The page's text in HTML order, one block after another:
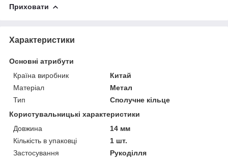
Приховати
Характеристики
Основні атрибути
Країна виробник
Китай
Матеріал
Метал
Тип
Сполучне кільце
Користувальницькі характеристики
Довжина
14 мм
Кількість в упаковці
1 шт.
Застосування
Рукоділля